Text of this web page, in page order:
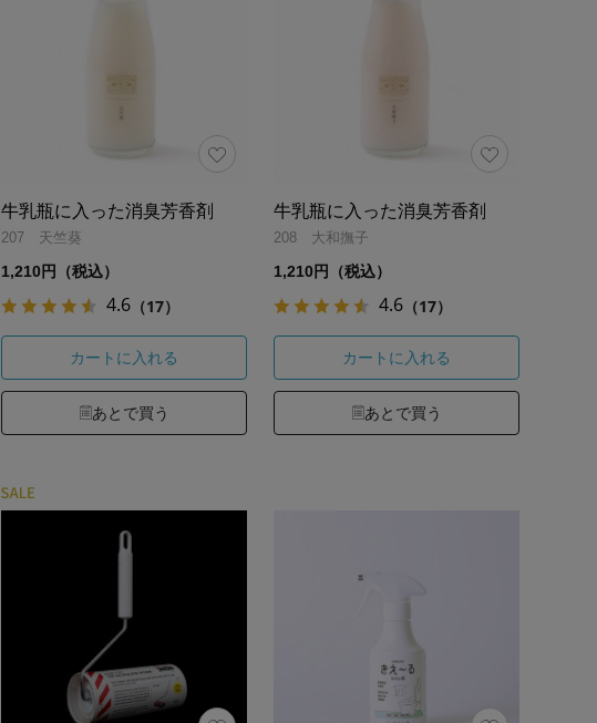
牛乳瓶に入った消臭芳香剤
207 天竺葵
1,210円（税込）
4.6 （17）
カートに入れる
あとで買う
牛乳瓶に入った消臭芳香剤
208 大和撫子
1,210円（税込）
4.6 （17）
カートに入れる
あとで買う